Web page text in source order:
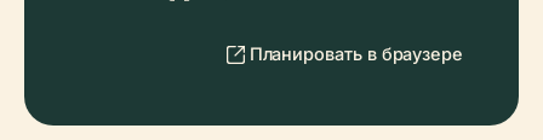
Планировать в браузере